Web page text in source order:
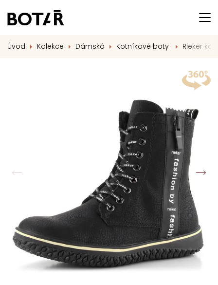
Úvod Kolekce Dámská Kotníkové boty Rieker